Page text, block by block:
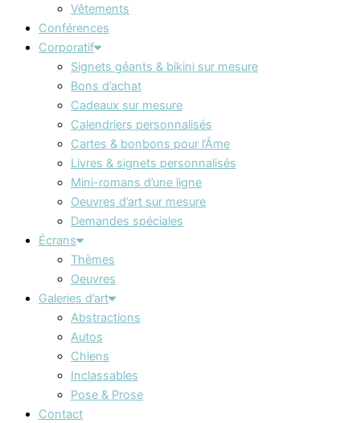
Vêtements
Conférences
Corporatif
Signets géants & bikini sur mesure
Bons d’achat
Cadeaux sur mesure
Calendriers personnalisés
Cartes & bonbons pour l’Âme
Livres & signets personnalisés
Mini-romans d’une ligne
Oeuvres d’art sur mesure
Demandes spéciales
Écrans
Thèmes
Oeuvres
Galeries d’art
Abstractions
Autos
Chiens
Inclassables
Pose & Prose
Contact